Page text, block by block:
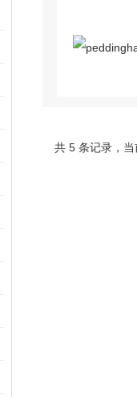
共 5 条记录，